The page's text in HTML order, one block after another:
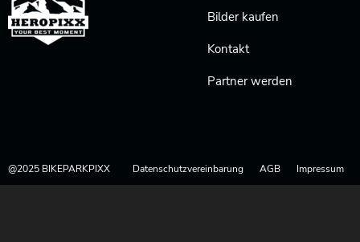
Bilder kaufen
Kontakt
Partner werden
@2025 BIKEPARKPIXX Datenschutzvereinbarung AGB Impressum